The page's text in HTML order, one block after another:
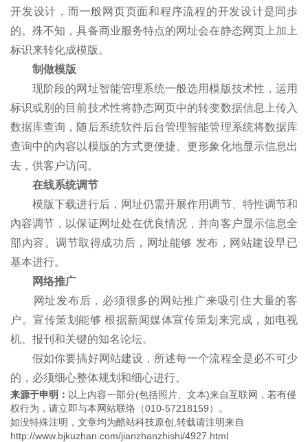
开发设计，而一般网页页面和程序流程的开发设计是同歩
的。殊不知，具备商业服务特点的网址会在静态网页上加上
标识来转化成模版。
制做模版
现阶段的网址智能管理系统一般选用模版技术性，运用
标识或别的目前技术性将静态网页中的转变数据信息上传入
数据库查询，随后系统软件后台管理智能管理系统将数据库
查询中的內容以模版的方式更便捷、更形象化地显示信息出
去，供客户访问。
在线系统调节
模版下载进行后，网址仍需开展作用调节、特性调节和
內容调节，以保证网址处在优良情况，并向客户显示信息全
部內容。调节取得成功后，网址能够 发布，网站建设早已
基本进行。
网络推广
网址发布后，必须很多的网站推广来吸引住大量的客
户。宣传策划能够 根据新闻媒体宣传策划来完成，如电视
机、报刊和关键的知名论坛。
假如你要搞好网站建设，所述每一个流程全是必不可少
的，必须细心整体规划和细心进行。
来源于申明： 以上内容一部分(包括照片、文本)来自互联网，若有侵
权行为，请立即与本网站联络（010-57218159）。
如没特殊注明，文章均为酷站科技原创,转载请注明来自
http://www.bjkuzhan.com/jianzhanzhishi/4927.html